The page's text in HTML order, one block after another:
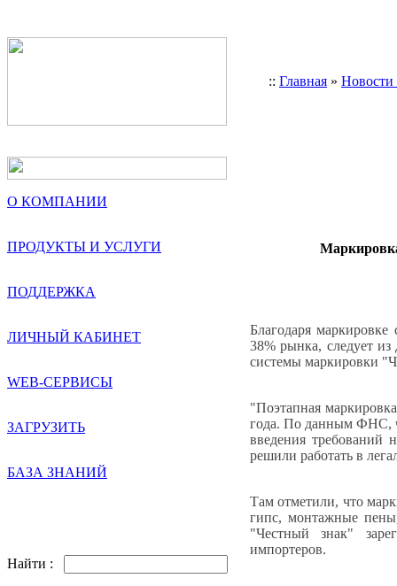
:: Главная »
О КОМПАНИИ
ПРОДУКТЫ И УСЛУГИ
ПОДДЕРЖКА
ЛИЧНЫЙ КАБИНЕТ
WEB-СЕРВИСЫ
ЗАГРУЗИТЬ
БАЗА ЗНАНИЙ
Найти :
Благодаря
38% рынка, следует
системы маркировки
"Поэтапная
года. По данным ФНС,
введения требований
решили работать в
Там отметили, что
гипс, монтажные
"Честный знак"
импортеров.